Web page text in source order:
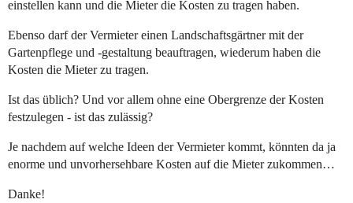
einstellen kann und die Mieter die Kosten zu tragen haben.
Ebenso darf der Vermieter einen Landschaftsgärtner mit der
Gartenpflege und -gestaltung beauftragen, wiederum haben die
Kosten die Mieter zu tragen.
Ist das üblich? Und vor allem ohne eine Obergrenze der Kosten
festzulegen - ist das zulässig?
Je nachdem auf welche Ideen der Vermieter kommt, könnten da ja
enorme und unvorhersehbare Kosten auf die Mieter zukommen…
Danke!